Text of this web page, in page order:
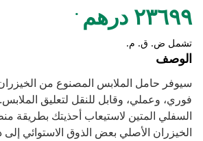
٢٣٦٩٩ درهم .
تشمل ض. ق. م.
الوصف
سيوفر حامل الملابس المصنوع من
فوري، وعملي، وقابل للنقل لتعليق
السفلي المتين لاستيعاب أحذيتك
الخيزران الأصلي بعض الذوق الاستوائي